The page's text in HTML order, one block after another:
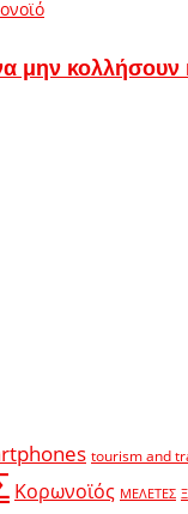
μην κολλήσουν
tourism and
Κορωνοϊός ΜΕΛΕΤΕΣ